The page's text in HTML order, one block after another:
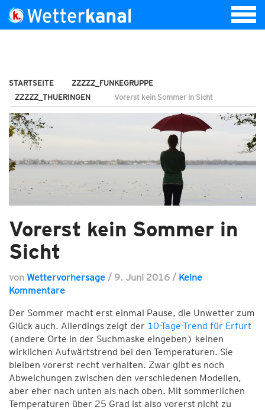
STARTSEITE
ZZZZZ_FUNKEGRUPPE
ZZZZZ_THUERINGEN
Vorerst kein Sommer in Sicht
Vorerst kein Sommer in
Sicht
von Wettervorhersage / 9. Juni 2016 / Keine
Kommentare
Der Sommer macht erst einmal Pause, die Unwetter zum
Glück auch. Allerdings zeigt der 10-Tage-Trend für Erfurt
(andere Orte in der Suchmaske eingeben) keinen
wirklichen Aufwärtstrend bei den Temperaturen. Sie
bleiben vorerst recht verhalten. Zwar gibt es noch
Abweichungen zwischen den verschiedenen Modellen,
aber eher nach unten als nach oben. Mit sommerlichen
Temperaturen über 25 Grad ist also vorerst nicht zu